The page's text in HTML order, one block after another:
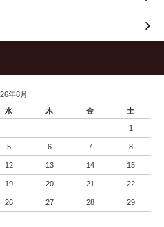
年8月
水 木 金 土
1
5 6 7 8
12 13 14 15
19 20 21 22
26 27 28 29